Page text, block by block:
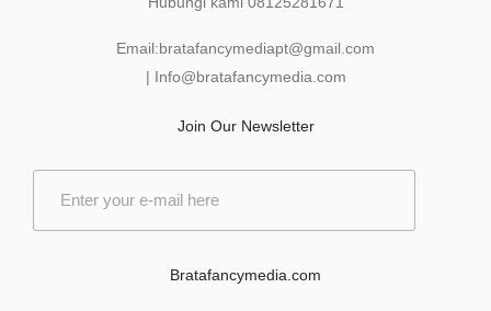
Email:bratafancymediapt@gmail.com
| Info@bratafancymedia.com
Join Our Newsletter
Bratafancymedia.com